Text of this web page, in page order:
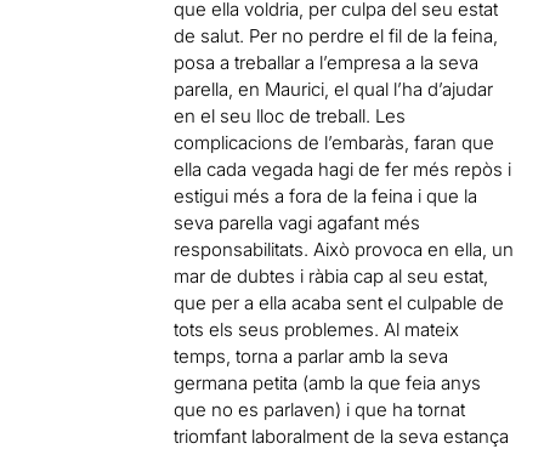
que ella voldria, per culpa del seu estat
de salut. Per no perdre el fil de la feina,
posa a treballar a l’empresa a la seva
parella, en Maurici, el qual l’ha d’ajudar
en el seu lloc de treball. Les
complicacions de l’embaràs, faran que
ella cada vegada hagi de fer més repòs i
estigui més a fora de la feina i que la
seva parella vagi agafant més
responsabilitats. Això provoca en ella, un
mar de dubtes i ràbia cap al seu estat,
que per a ella acaba sent el culpable de
tots els seus problemes. Al mateix
temps, torna a parlar amb la seva
germana petita (amb la que feia anys
que no es parlaven) i que ha tornat
triomfant laboralment de la seva estança